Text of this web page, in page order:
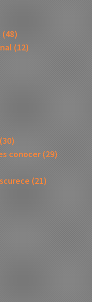
(48)
(12)
(30)
conocer(29)
(21)